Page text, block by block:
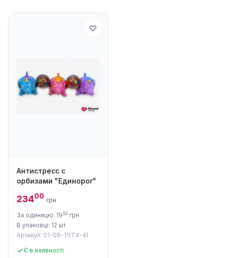
Антистресс с
орбизами "Единорог"
23400 грн
За одиницю: 1950 грн
В упаковці: 12 шт
Артикул: 01-06-11(Т4-4)
Є в наявності